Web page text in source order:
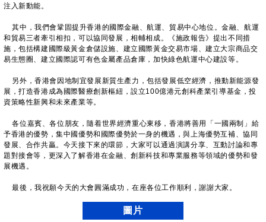
注入新動能。
其中，我們會鞏固提升香港的國際金融、航運、貿易中心地位。金融、航運
和貿易三者牽引相扣，可以協同發展，相輔相成。《施政報告》提出不同措
施，包括構建國際級黃金倉儲設施、建立國際黃金交易市場、建立大宗商品交
易生態圈、建立國際認可有色金屬產品倉庫，加快綠色航運中心建設等。
另外，香港會因地制宜發展新質生產力，包括發展低空經濟，推動新能源發
展，打造香港成為國際醫療創新樞紐，設立100億港元創科產業引導基金，投
資策略性新興和未來產業等。
各位嘉賓、各位朋友，隨着世界經濟重心東移，香港將善用「一國兩制」給
予香港的優勢，集中國優勢和國際優勢於一身的機遇，與上海優勢互補、協同
發展、合作共贏。今天接下來的環節，大家可以通過演講分享、互動討論和專
題對接會等，更深入了解香港在金融、創新科技和專業服務等領域的優勢和發
展機遇。
最後，我祝願今天的大會圓滿成功，在座各位工作順利，謝謝大家。
圖片